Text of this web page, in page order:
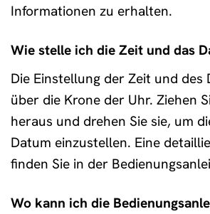
Informationen zu erhalten.
Wie stelle ich die Zeit und das
Die Einstellung der Zeit und des
über die Krone der Uhr. Ziehen
heraus und drehen Sie sie, um
Datum einzustellen. Eine
finden Sie in der
Wo kann ich die